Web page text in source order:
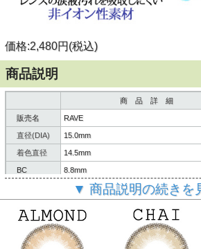
価格:2,480円(税込)
商品説明
商 品 詳 細
販売名 RAVE
直径(DIA) 15.0mm
着色直径 14.5mm
BC 8.8mm
38%
内容 レンズ２枚/レンズケース/説明書
使用期限
６ヶ月～１年間
(使用頻度・使用方法により異なります。
▼ 商品説明の続きを